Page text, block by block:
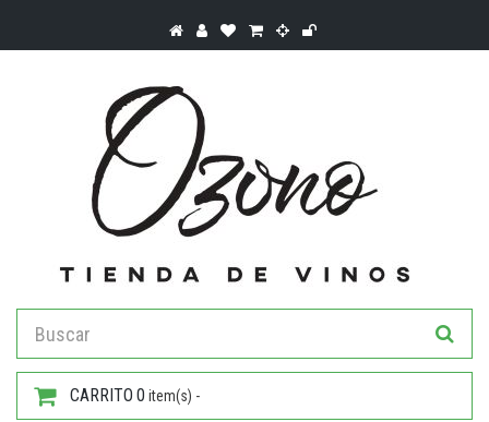
CARRITO 0 item(s) -